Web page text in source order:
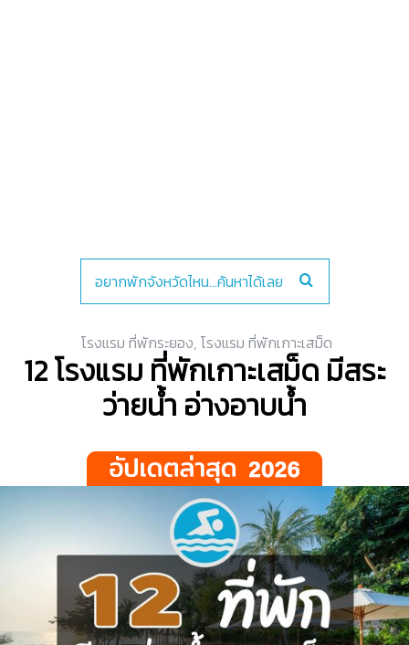
โรงแรม ที่พักระยอง, โรงแรม ที่พักเกาะเสม็ด
12 โรงแรม ที่พักเกาะเสม็ด มีสระ
ว่ายน้ำ อ่างอาบน้ำ